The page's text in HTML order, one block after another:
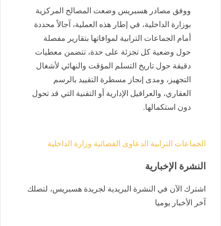
ووفق مصادر هسبريس وضعت المصالح المركزية
بوزارة الداخلية، في إطار هذه العملية، آجالاً محددة
أمام الجماعات الترابية لموافاتها بتقارير مفصلة
حول وضعية كل تجزئة على حدة، تتضمن معطيات
دقيقة حول تاريخ التسلم المؤقت والنهائي لأشغال
التجهيز، ومدى إنجاز مسطرة التقييد بالرسم
العقاري، والعراقيل الإدارية أو التقنية التي قد تحول
دون استكمالها.
الجماعات الترابية الدعاوى القضائية وزارة الداخلية
النشرة الإخبارية
اشترك الآن في النشرة البريدية لجريدة هسبريس، لتصلك
آخر الأخبار يوميا